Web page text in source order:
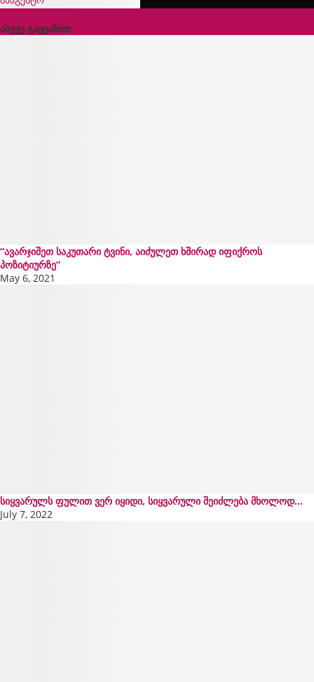
ასევე გაეცანით
“ავარჯიშეთ საკუთარი ტვინი, აიძულეთ ხშირად იფიქროს
პოზიტიურზე”
May 6, 2021
სიყვარულს ფულით ვერ იყიდი, სიყვარული შეიძლება მხოლოდ...
July 7, 2022